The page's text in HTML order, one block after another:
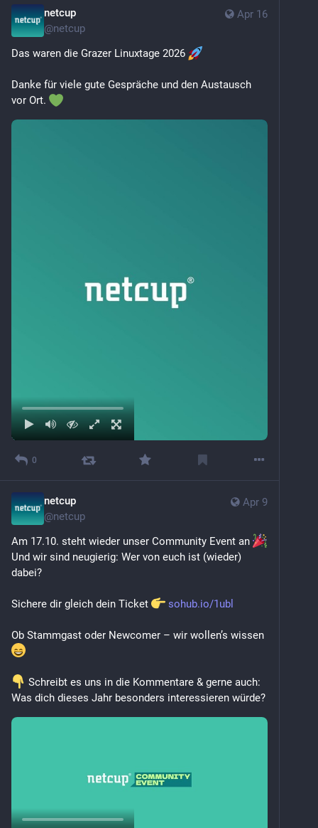
Apr 16
netcup
@netcup
Das waren die Grazer Linuxtage 2026
Danke für viele gute Gespräche und den Austausch
vor Ort.
0
Apr 9
netcup
@netcup
Am 17.10. steht wieder unser Community Event an
Und wir sind neugierig: Wer von euch ist (wieder)
dabei?
Sichere dir gleich dein Ticket sohub.io/1ubl
Ob Stammgast oder Newcomer – wir wollen’s wissen
Schreibt es uns in die Kommentare & gerne auch:
Was dich dieses Jahr besonders interessieren würde?